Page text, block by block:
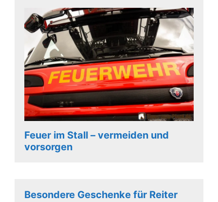
Feuer im Stall – vermeiden und
vorsorgen
Besondere Geschenke für Reiter